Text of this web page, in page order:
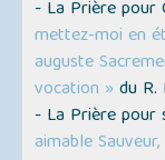
- La Prière pour
mettez-moi en
auguste
vocation » du R.
- La Prière pour
aimable